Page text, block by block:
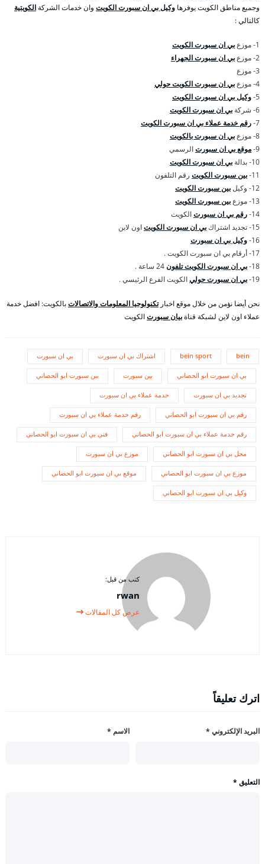
وجميع مناطق الكويت يوفرها وكيل بي ان سبورت الكويت وان خدمات الشركةالكويتية
كالتالي :
1- موزع
بي ان سبورت الكويت
2- موزع
بي ان سبورت الجهراء
3- موزع
4- موزع
بي ان سبورت الكويت حولي
5- وكيل بي ان سبورت الكويت
6- شركة
بي ان سبورت الكويت
7- رقم خدمة عملاء بي ان سبورت الكويت
8- موزع
بي ان سبورت بالكويت
9- موقع بي ان سبورتالرسمي
10- بدالة
بي ان سبورت الكويت
11- بين سبورت الكويت رقم التلفون
12- وكيل
بين سبورت الكويت
13- موزع
بين سبورت الكويت
14- رقم بي ان سبورتالكويت
15- تجديد اشتراك
بي ان سبورت الكويتاون لاين
16- وكيل بي ان سبورت
17- أرقام بي ان سبورت الكويت .
18- بي ان سبورت الكويت تلفون
19- بي ان سبورت حوليالكويت الفرع الرئيسي .
نحن أيضا نؤمن من خلال موقع اخبارتكنولوجيا المعلومات والاتصالاتبالكويت: افضل خدمة
عملاء اون لاين لشبكة قناةبيان سبورتالكويت
bein
bein sport اشتراك بي ان سبورت بي ان سبورت
بي ان سبورت ابو الحصاني بين سبورت بين سبورت ابو الحصاني
تجديد بي ان سبورت خدمة عملاء بي ان سبورت
رقم بي ان سبورت ابو الحصاني رقم خدمة عملاء بي ان سبورت
رقم خدمة عملاء بي ان سبورت ابو الحصاني فني بي ان سبورت ابو الحصاني
محل بي ان سبورت ابو الحصاني موزع بي ان سبورت
موزع بي ان سبورت ابو الحصاني موقع بي ان سبورت ابو الحصاني
وكيل بي ان سبورت ابو الحصاني
كتب من قبل:
rwan
عرض كل المقالات
اترك تعليقاً
الاسم * البريد الإلكتروني *
التعليق *